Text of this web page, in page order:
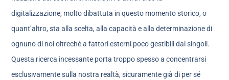
digitalizzazione, molto dibattuta in questo momento storico, o
quant’altro, sta alla scelta, alla capacità e alla determinazione di
ognuno di noi oltreché a fattori esterni poco gestibili dai singoli.
Questa ricerca incessante porta troppo spesso a concentrarsi
esclusivamente sulla nostra realtà, sicuramente già di per sé